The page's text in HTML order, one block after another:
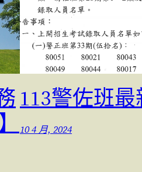
113警佐班
10 4 月, 2024